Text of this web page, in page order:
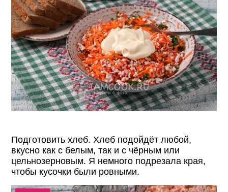
Подготовить хлеб. Хлеб подойдёт любой,
вкусно как с белым, так и с чёрным или
цельнозерновым. Я немного подрезала края,
чтобы кусочки были ровными.